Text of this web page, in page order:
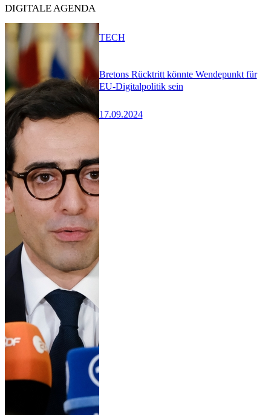
DIGITALE AGENDA
Bretons Rücktritt könnte Wendepunkt für
EU-Digitalpolitik sein
17.09.2024
TECH